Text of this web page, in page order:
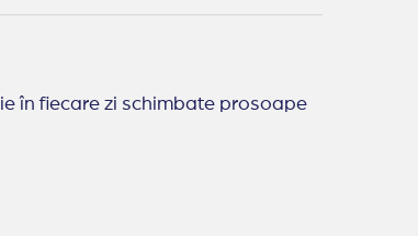
în fiecare zi schimbate prosoape